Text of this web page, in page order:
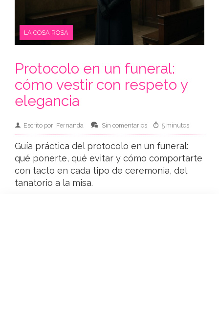
LA COSA ROSA
Protocolo en un funeral:
cómo vestir con respeto y
elegancia
Escrito por: Fernanda Sin comentarios 5 minutos
Guía práctica del protocolo en un funeral:
qué ponerte, qué evitar y cómo comportarte
con tacto en cada tipo de ceremonia, del
tanatorio a la misa.